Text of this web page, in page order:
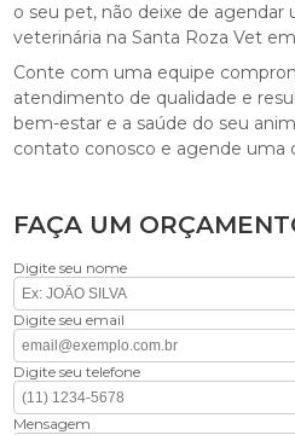
o seu pet, não deixe de agendar
veterinária na Santa Roza Vet
Conte com uma equipe
atendimento de qualidade e
bem-estar e a saúde do seu
contato conosco e agende uma
FAÇA UM
Digite seu nome
Digite seu email
Digite seu telefone
Mensagem